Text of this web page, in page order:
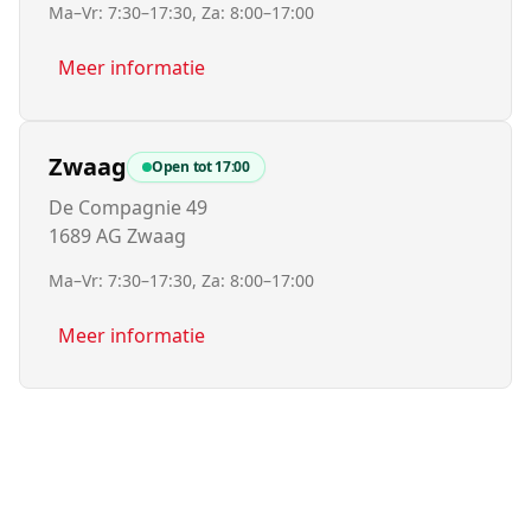
Ma–Vr: 7:30–17:30, Za: 8:00–17:00
Meer informatie
Zwaag Open tot17:00
De Compagnie 49
1689 AG Zwaag
Ma–Vr: 7:30–17:30, Za: 8:00–17:00
Meer informatie